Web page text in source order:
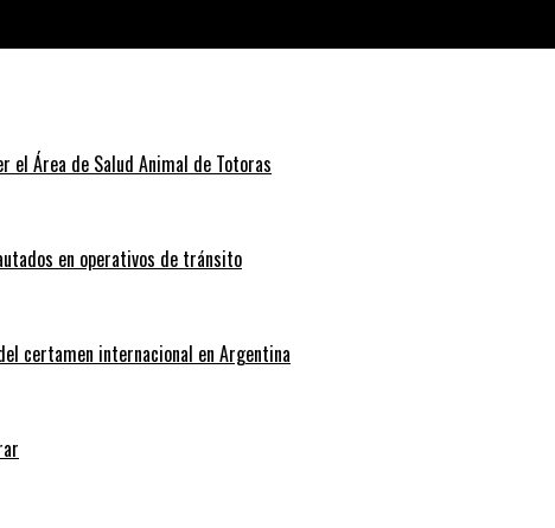
el Área de Salud Animal de Totoras
en operativos de tránsito
certamen internacional en Argentina